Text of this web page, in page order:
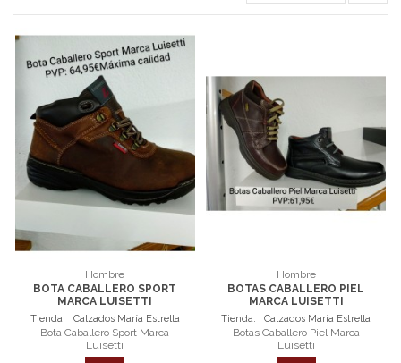
Hombre
BOTA CABALLERO SPORT
MARCA LUISETTI
Tienda: Calzados María Estrella
Bota Caballero Sport Marca
Luisetti
Hombre
BOTAS CABALLERO PIEL
MARCA LUISETTI
Tienda: Calzados María Estrella
Botas Caballero Piel Marca
Luisetti